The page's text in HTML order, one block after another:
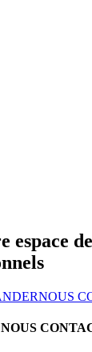
espace
NOUS
NOUS